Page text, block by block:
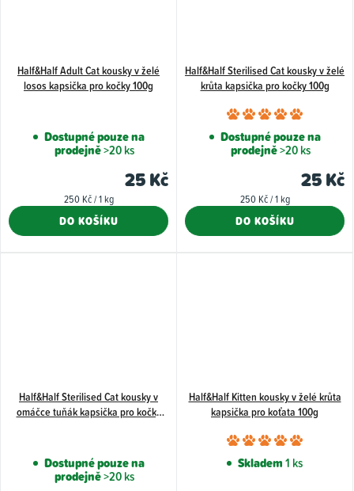
Half&Half Adult Cat kousky v želé
losos kapsička pro kočky 100g
Dostupné pouze na
prodejně>20 ks
25 Kč
Měrná
250 Kč / 1 kg
DO KOŠÍKU
Half&Half Sterilised Cat kousky v želé
krůta kapsička pro kočky 100g
je
5,0
z
Dostupné pouze na
prodejně>20 ks
25 Kč
Měrná
250 Kč / 1 kg
DO KOŠÍKU
Half&Half Sterilised Cat kousky v
omáčce tuňák kapsička pro kočky
Dostupné pouze na
prodejně>20 ks
Half&Half Kitten kousky v želé krůta
kapsička pro koťata 100g
Skladem1 ks